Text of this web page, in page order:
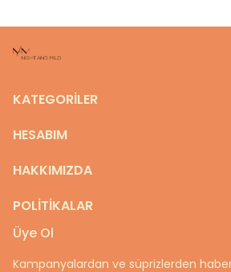
KATEGORİLER
HESABIM
HAKKIMIZDA
POLİTİKALAR
Üye Ol
Kampanyalardan ve süprizlerden